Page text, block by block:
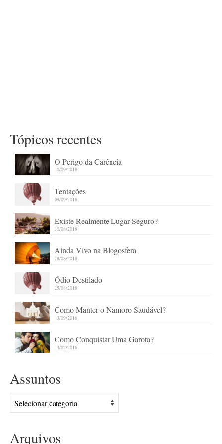
Tópicos recentes
O Perigo da Carência
10/09/2018
Tentações
09/09/2018
Existe Realmente Lugar Seguro?
30/08/2018
Ainda Vivo na Blogosfera
28/08/2018
Ódio Destilado
25/08/2018
Como Manter o Namoro Saudável?
13/09/2016
Como Conquistar Uma Garota?
14/02/2016
Assuntos
Assuntos
Arquivos